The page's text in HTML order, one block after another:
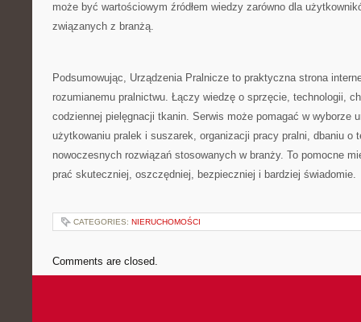
może być wartościowym źródłem wiedzy zarówno dla
związanych z branżą.
Podsumowując, Urządzenia Pralnicze to praktyczna strona
rozumianemu pralnictwu. Łączy wiedzę o sprzęcie, technologii,
codziennej pielęgnacji tkanin. Serwis może pomagać w wyborze
użytkowaniu pralek i suszarek, organizacji pracy pralni, dbaniu o
nowoczesnych rozwiązań stosowanych w branży. To pomocne
prać skuteczniej, oszczędniej, bezpieczniej i bardziej świadomie.
CATEGORIES: NIERUCHOMOŚCI
Comments are closed.